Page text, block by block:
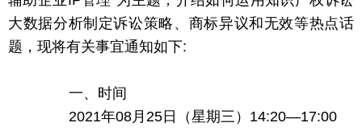
大数据分析制定诉讼策略、商标异议和无效等热点话
题，现将有关事宜通知如下:
一、时间
2021年08月25日（星期三）14:20—17:00